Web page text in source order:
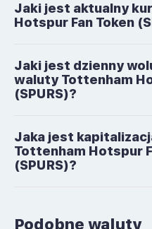
Jaki jest aktualny
Hotspur Fan Token
Jaki jest dzienny
waluty Tottenham
(SPURS)?
Jaka jest
Tottenham Hotspur
(SPURS)?
Podobne waluty